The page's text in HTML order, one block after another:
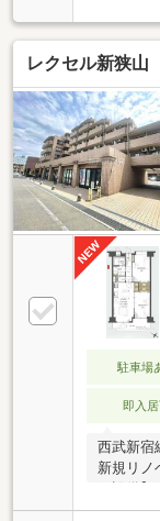
め、陽当
ックス完
富士山、
年以降に
換済〇
クローゼ
クルーム
には浴室
ッグスト
地
レクセル新狭山
駐車場
即入
西武新宿
新規リノ
新規交換